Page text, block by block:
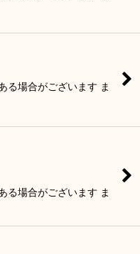
る場合がございます ま
る場合がございます ま